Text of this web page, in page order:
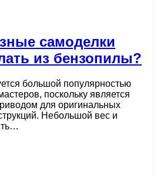
самоделки
из бензопилы?
большой популярностью
поскольку является
для оригинальных
Небольшой вес и